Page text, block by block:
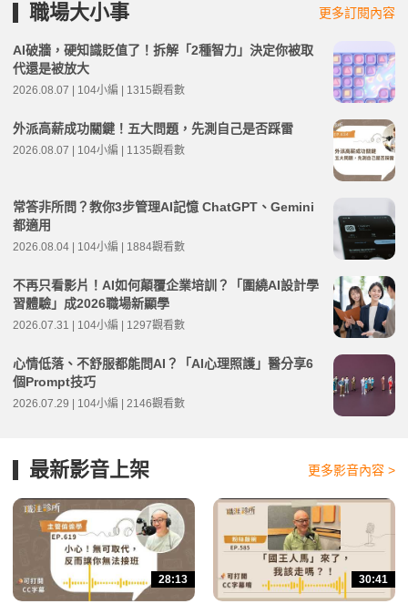
職場大小事 更多訂閱內容
AI破牆，硬知識貶值了！拆解「2種智力」決定你被取
代還是被放大
2026.08.07 | 104小編 | 1315觀看數
外派高薪成功關鍵！五大問題，先測自己是否踩雷
2026.08.07 | 104小編 | 1135觀看數
常答非所問？教你3步管理AI記憶 ChatGPT、Gemini
都適用
2026.08.04 | 104小編 | 1884觀看數
不再只看影片！AI如何顛覆企業培訓？「圍繞AI設計學
習體驗」成2026職場新顯學
2026.07.31 | 104小編 | 1297觀看數
心情低落、不舒服都能問AI？「AI心理照護」醫分享6
個Prompt技巧
2026.07.29 | 104小編 | 2146觀看數
最新影音上架 更多影音內容 >
28:13 30:41